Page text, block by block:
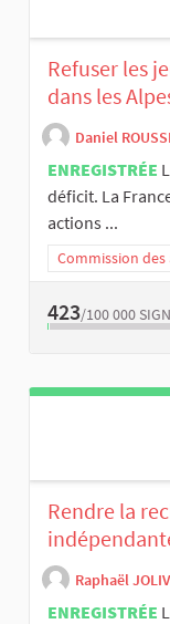
Refuser les
dans les
Daniel
ENREGISTRÉE
déficit. La
actions ...
Commission
423/100 000
Rendre la
Raphaël
ENREGISTRÉE